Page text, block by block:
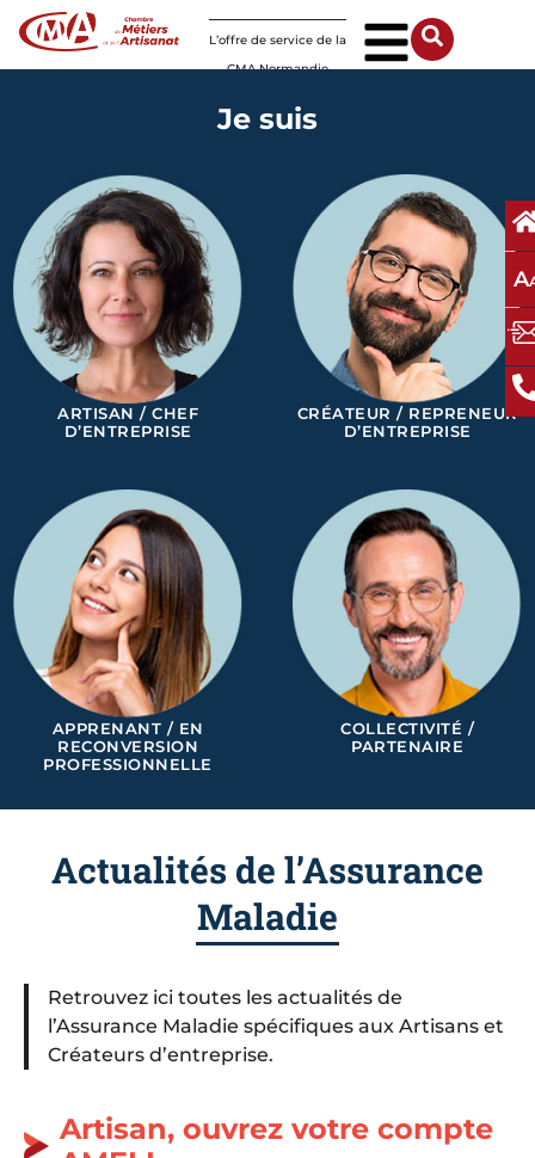
L’offre de service de la
CMA Normandie
A
Je suis
ARTISAN / CHEF
D’ENTREPRISE
CRÉATEUR / REPRENEUR
D’ENTREPRISE
APPRENANT / EN
RECONVERSION
PROFESSIONNELLE
COLLECTIVITÉ /
PARTENAIRE
Actualités de l’Assurance
Maladie
Retrouvez ici toutes les actualités de
l’Assurance Maladie spécifiques aux Artisans et
Créateurs d’entreprise.
Artisan, ouvrez votre compte
Panneau de gestion des cookies